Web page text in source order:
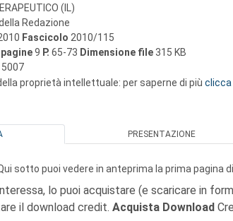
(IL)
Redazione
Fascicolo 2010/115
9 P. 65-73 Dimensione file 315 KB
della proprietà intellettuale: per saperne di più clicca
PRESENTAZIONE
sotto puoi vedere in anteprima la prima pagina
lo puoi acquistare (e scaricare in
il download credit. Acquista Download